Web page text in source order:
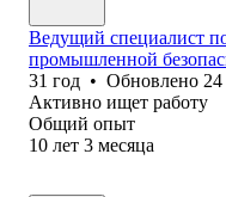
Ведущий специалист
промышленной
31 год • Обновлено
Активно ищет работу
Общий опыт
10 лет 3 месяца